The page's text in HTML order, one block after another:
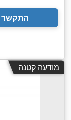
התקשר
מודעה קטנה